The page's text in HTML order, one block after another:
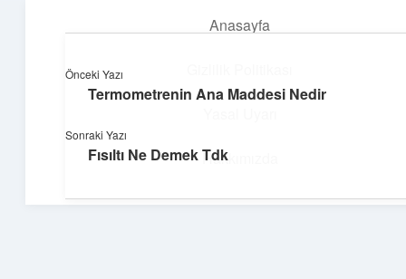
Anasayfa
Hakkımızda
Yaratıcı projelerle dünyanı inşa et!
Önceki Yazı
Termometrenin Ana Maddesi Nedir
Sonraki Yazı
Fısıltı Ne Demek Tdk